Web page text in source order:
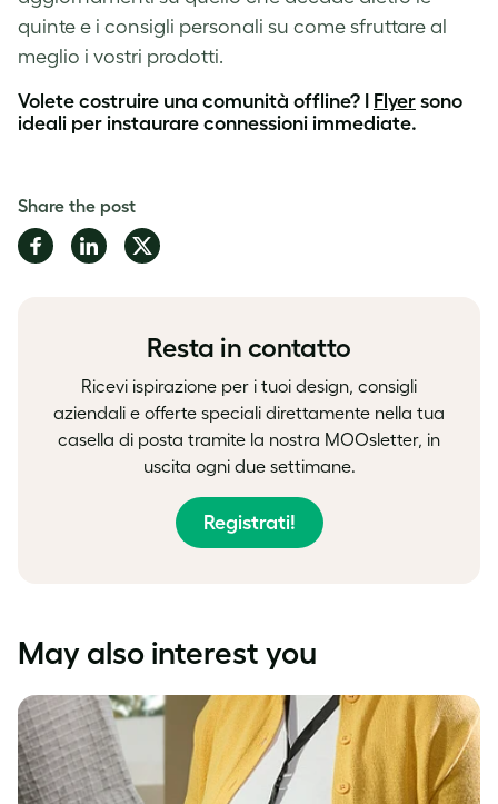
quinte e i consigli personali su come sfruttare al
meglio i vostri prodotti.
Volete costruire una comunità offline? I
Flyer sono
ideali per instaurare connessioni immediate.
Share the post
Share Share Share
Resta in contatto
Ricevi ispirazione per i tuoi design, consigli
aziendali e offerte speciali direttamente nella tua
casella di posta tramite la nostra MOOsletter, in
uscita ogni due settimane.
Registrati!
May also interest you